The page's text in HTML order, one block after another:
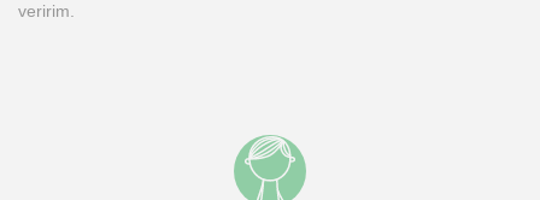
veririm.